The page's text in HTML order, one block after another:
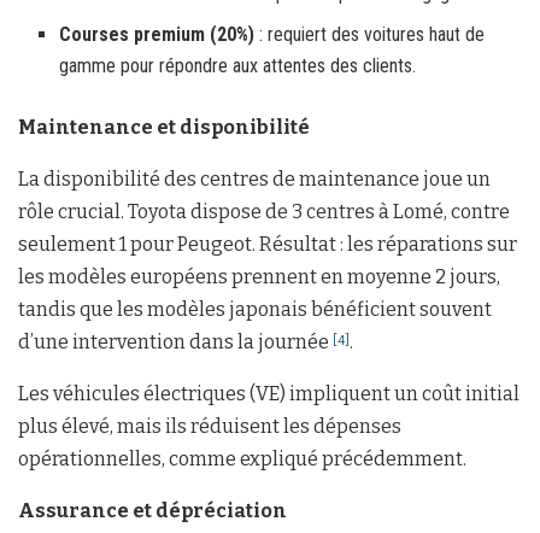
Courses premium (20%) : requiert des voitures haut de
gamme pour répondre aux attentes des clients.
Maintenance et disponibilité
La disponibilité des centres de maintenance joue un
rôle crucial. Toyota dispose de 3 centres à Lomé, contre
seulement 1 pour Peugeot. Résultat : les réparations sur
les modèles européens prennent en moyenne 2 jours,
tandis que les modèles japonais bénéficient souvent
d’une intervention dans la journée
[4] .
Les véhicules électriques (VE) impliquent un coût initial
plus élevé, mais ils réduisent les dépenses
opérationnelles, comme expliqué précédemment.
Assurance et dépréciation